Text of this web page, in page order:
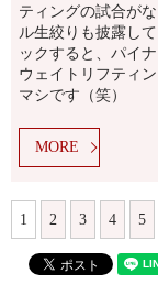
ティングの試合が
ル生絞りも披露し
ックすると、パイ
ウェイトリフティ
マシです（笑）
MORE
1 2 3 4 5